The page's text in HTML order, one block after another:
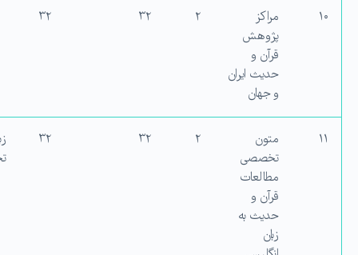
۱۰
مراکز
پژوهش
قرآن و
حدیث ایران
و جهان
۲ ۳۲ ۳۲
۱۱
متون
تخصصی
مطالعات
قرآن و
حدیث به
زبان
۲ ۳۲ ۳۲